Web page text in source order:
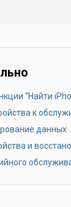
“Найти
к
данных
и